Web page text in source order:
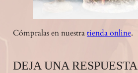
Cómpralas en nuestratienda online.
DEJA UNA RESPUESTA